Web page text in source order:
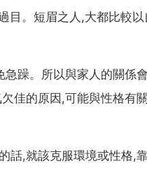
目。短眉之人,大都比較
躁。所以與家人的關係
佳的原因,可能與性格有
話,就該克服環境或性格,